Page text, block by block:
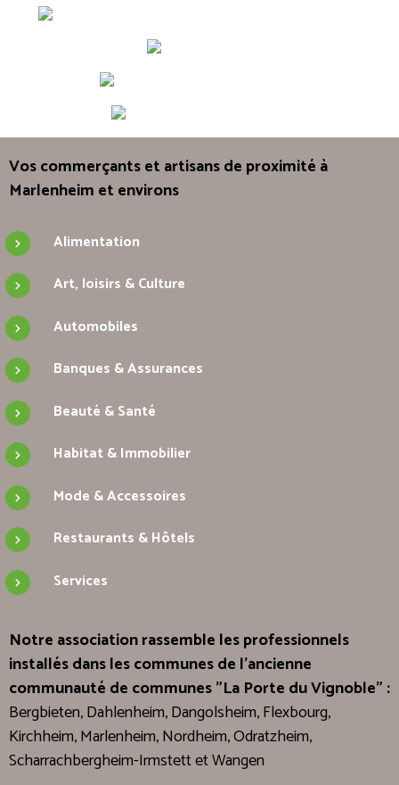
Vos commerçants et artisans de proximité à
Marlenheim et environs
Alimentation
Art, loisirs & Culture
Automobiles
Banques & Assurances
Beauté & Santé
Habitat & Immobilier
Mode & Accessoires
Restaurants & Hôtels
Services
Notre association rassemble les professionnels
installés dans les communes de l'ancienne
communauté de communes "La Porte du Vignoble" :
Bergbieten, Dahlenheim, Dangolsheim, Flexbourg,
Kirchheim, Marlenheim, Nordheim, Odratzheim,
Scharrachbergheim-Irmstett et Wangen